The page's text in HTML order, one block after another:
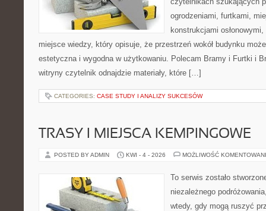
ogrodzeniami, furtkami,
konstrukcjami
miejsce wiedzy, który opisuje, że przestrzeń wokół budynku
estetyczna i wygodna w użytkowaniu. Polecam Bramy i Furtki i
witryny czytelnik odnajdzie materiały, które […]
CATEGORIES: CASE STUDY I ANALIZY SUKCESÓW
TRASY I MIEJSCA KEMPINGOWE
POSTED BY ADMIN KWI - 4 - 2026 MOŻLIWOŚĆ
To serwis zostało
niezależnego
wtedy, gdy mogą ruszyć